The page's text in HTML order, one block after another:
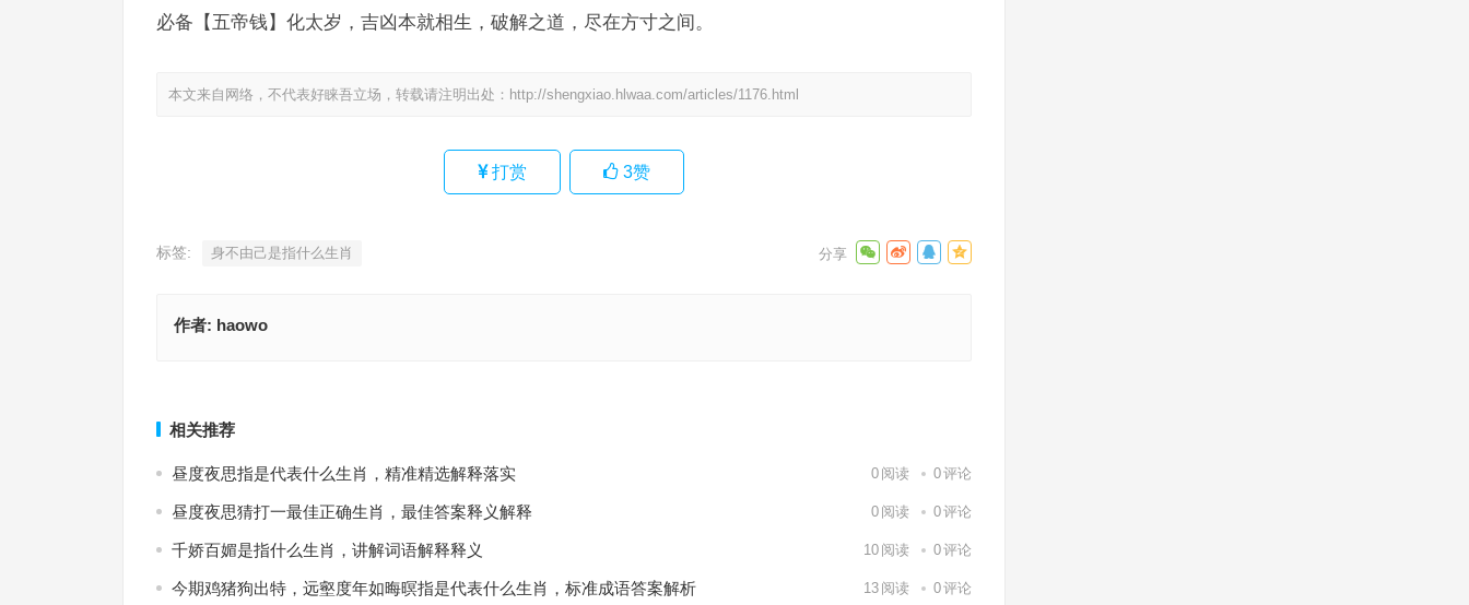
必备【五帝钱】化太岁，吉凶本就相生，破解之道，尽在方寸之间。
本文来自网络，不代表好睐吾立场，转载请注明出处： http://shengxiao.hlwaa.com/articles/1176.html
打赏 3赞
标签: 身不由己是指什么生肖
作者: haowo
相关推荐
昼度夜思指是代表什么生肖，精准精选解释落实 0 阅读 0评论
昼度夜思猜打一最佳正确生肖，最佳答案释义解释 0 阅读 0评论
千娇百媚是指什么生肖，讲解词语解释释义 10 阅读 0评论
今期鸡猪狗出特，远壑度年如晦暝指是代表什么生肖，标准成语答案解析 13 阅读 0评论